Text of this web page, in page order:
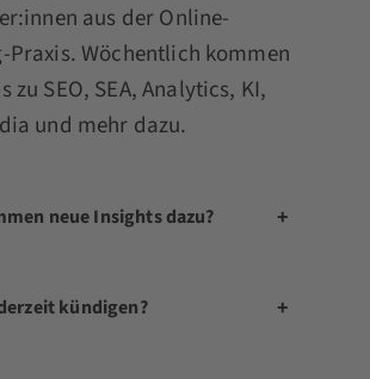
aus der Online-
Praxis. Wöchentlich kommen
zu SEO, SEA, Analytics, KI,
und mehr dazu.
neue Insights dazu? +
kündigen? +